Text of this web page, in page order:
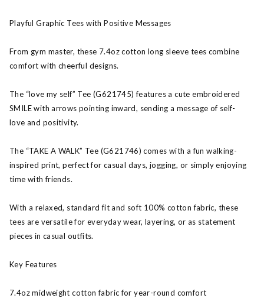
Playful Graphic Tees with Positive Messages
From gym master, these 7.4oz cotton long sleeve tees combine
comfort with cheerful designs.
The “love my self” Tee (G621745) features a cute embroidered
SMILE with arrows pointing inward, sending a message of self-
love and positivity.
The “TAKE A WALK” Tee (G621746) comes with a fun walking-
inspired print, perfect for casual days, jogging, or simply enjoying
time with friends.
With a relaxed, standard fit and soft 100% cotton fabric, these
tees are versatile for everyday wear, layering, or as statement
pieces in casual outfits.
Key Features
7.4oz midweight cotton fabric for year-round comfort